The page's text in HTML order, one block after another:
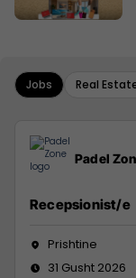
Jobs Real
Padel
Recepsionist/e
Prishtine
31 Gusht 2026